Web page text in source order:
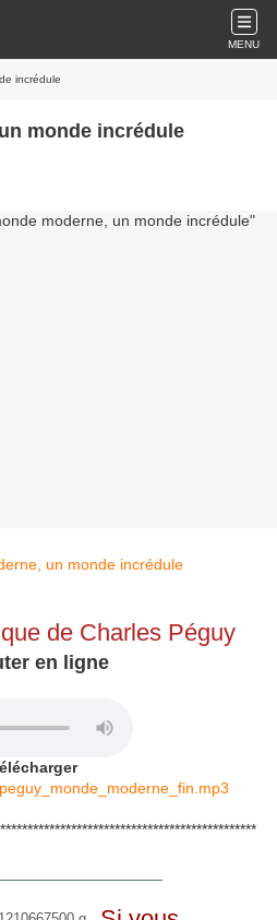
MENU
incrédule
monde incrédule
de Charles Péguy
en ligne